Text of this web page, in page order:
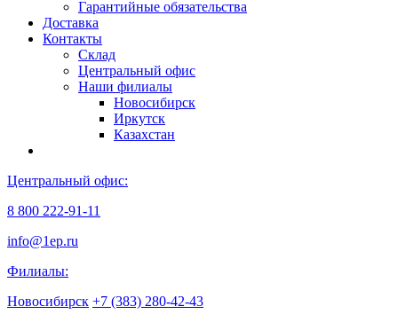
Гарантийные обязательства
Доставка
Контакты
Склад
Центральный офис
Наши филиалы
Новосибирск
Иркутск
Казахстан
Центральный офис:
8 800 222-91-11
info@1ep.ru
Филиалы:
Новосибирск +7 (383) 280-42-43